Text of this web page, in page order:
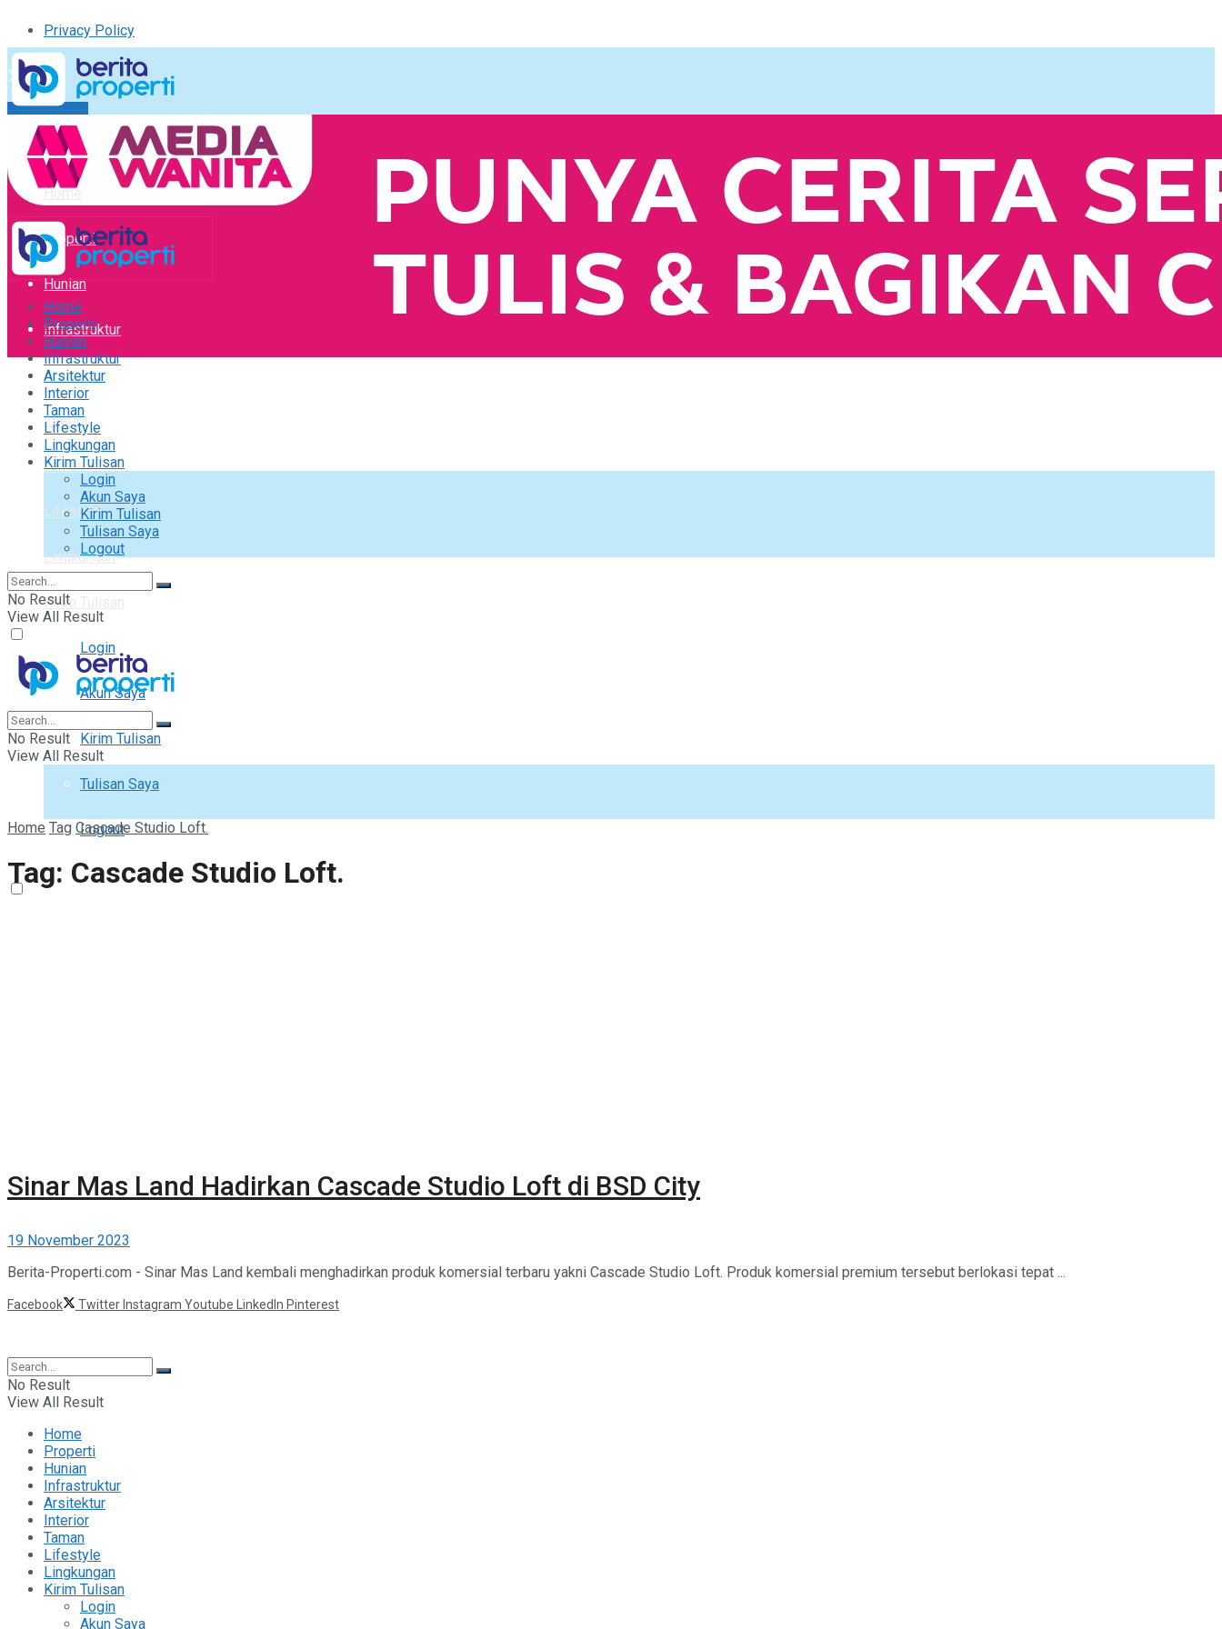
Privacy Policy
Kirim Tulisan
Tulisan Saya
Logout
Home
Properti
Hunian
Infrastruktur
Arsitektur
Interior
Taman
Lifestyle
Lingkungan
Kirim Tulisan
Login
Akun Saya
Kirim Tulisan
Tulisan Saya
Logout
Home
Properti
Hunian
Infrastruktur
Arsitektur
Interior
Taman
Lifestyle
Lingkungan
Kirim Tulisan
Login
Akun Saya
Kirim Tulisan
Tulisan Saya
Logout
No Result
View All Result
No Result
View All Result
Home Tag Cascade Studio Loft.
Tag: Cascade Studio Loft.
Sinar Mas Land Hadirkan Cascade Studio Loft di BSD City
19 November 2023
Berita-Properti.com - Sinar Mas Land kembali menghadirkan produk komersial terbaru yakni Cascade Studio Loft. Produk komersial premium tersebut berlokasi tepat ...
Facebook Twitter Instagram Youtube LinkedIn Pinterest
No Result
View All Result
Home
Properti
Hunian
Infrastruktur
Arsitektur
Interior
Taman
Lifestyle
Lingkungan
Kirim Tulisan
Login
Akun Saya